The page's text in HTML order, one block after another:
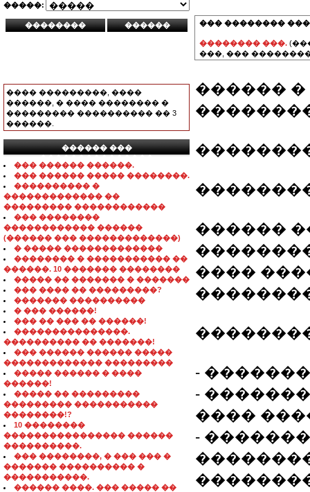
�����:
���� ���������, ����
������, � ���� �������� �
��������� ���������� �� 3
������.
������ ���
���������������
��� ������ ������.
��� ������ ����� ��������.
���������� �
������������� ��
��������� ������������
��� ��������
������������ ������
(������ ��� �������������)
� ����� �������������
�������� � ����������� ��
������. 10 ������� ��������
����� �� ������� � �������
��� ���� �� ���������?
������� ����������
� ��� ������!
��� �� ��� �� ������!
���������������.
���������� �� �������!
��� ������ ������ �����
������������� ���������
����� ������ � ����
������!
����� �� ���������
��������� �����������
��������!?
10 ��������
���������������� ������
����������.
��� ��������, � ��� ��� �
������� ���������� �
�����������.
������ ����. ��� ����� ��
��� ��������
�������� ���.
���, ���
������
������
����
-
-
����
-